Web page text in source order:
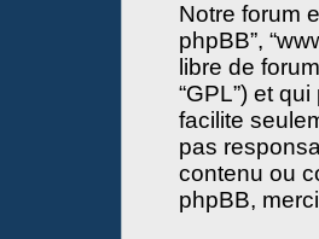
Notre forum
phpBB”,
libre de
“GPL”) et
facilite
pas
contenu ou
phpBB,